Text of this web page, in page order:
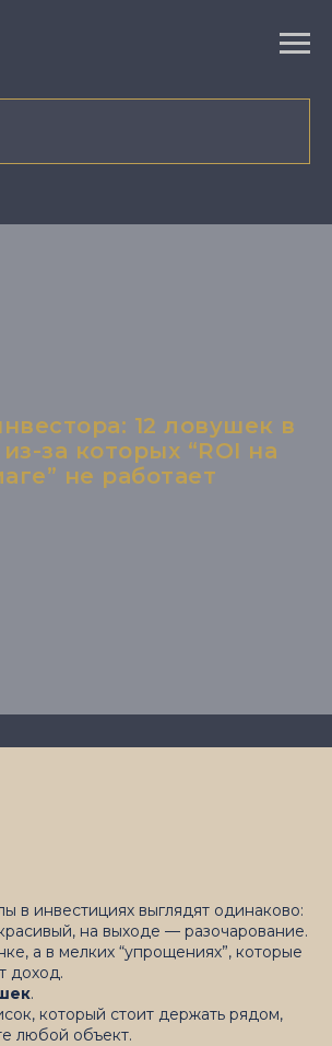
12 ловушек в
за которых “ROI на
не работает
в инвестициях выглядят одинаково:
на выходе — разочарование.
а в мелких “упрощениях”, которые
доход.
.
который стоит держать рядом,
любой объект.